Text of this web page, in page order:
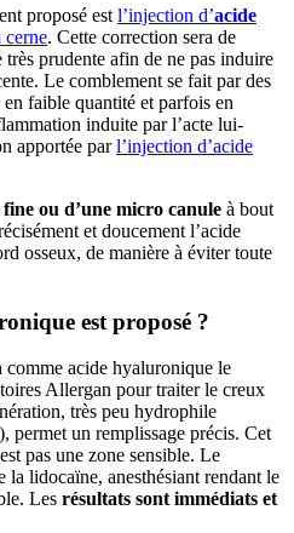
proposé est l’injection d’acide
cerne. Cette correction sera de
prudente afin de ne pas induire
Le comblement se fait par des
faible quantité et parfois en
induite par l’acte lui-
apportée parl’injection d’acide
ou d’une micro canule à bout
et doucement l’acide
osseux, de manière à éviter toute
est proposé ?
acide hyaluronique le
Allergan pour traiter le creux
très peu hydrophile
permet un remplissage précis. Cet
pas une zone sensible. Le
lidocaïne, anesthésiant rendant le
Les résultats sont immédiats et